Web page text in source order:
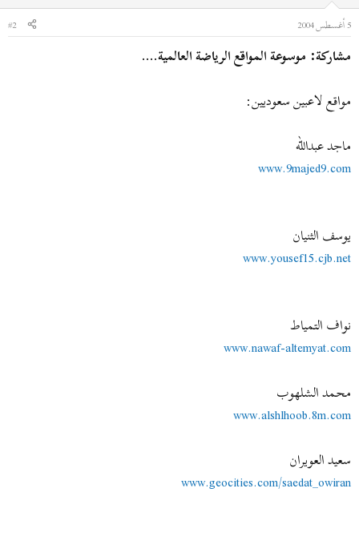
5 أغسطس 2004 #2
مشاركة: موسوعة المواقع الرياضة العالمية....
مواقع لاعبين سعوديين:
ماجد عبدالله
www.9majed9.com
يوسف الثنيان
www.yousef15.cjb.net
نواف التمياط
www.nawaf-altemyat.com
محمد الشلهوب
www.alshlhoob.8m.com
سعيد العويران
www.geocities.com/saedat_owiran